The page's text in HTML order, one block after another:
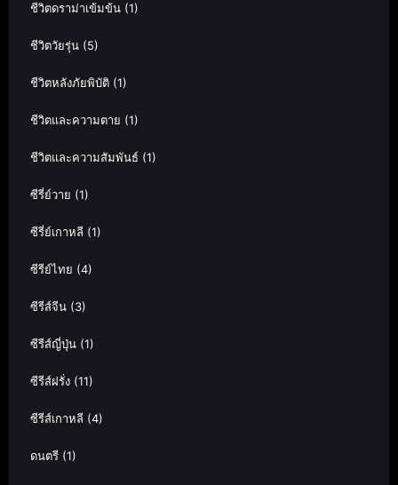
ชีวิตดราม่าเข้มข้น (1)
ชีวิตวัยรุ่น (5)
ชีวิตหลังภัยพิบัติ (1)
ชีวิตและความตาย (1)
ชีวิตและความสัมพันธ์ (1)
ซีรี่ย์วาย (1)
ซีรี่ย์เกาหลี (1)
ซีรีย์ไทย (4)
ซีรีส์จีน (3)
ซีรีส์ญี่ปุ่น (1)
ซีรีส์ฝรั่ง (11)
ซีรีส์เกาหลี (4)
ดนตรี (1)